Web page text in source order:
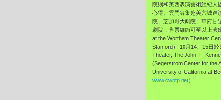
院則和美西表演藝術經紀人
心得。雲門舞集赴美六城巡
院、芝加哥大劇院、華府甘
劇院，售票細節可至以上演
at the Wortham Theater
Stanford） 10月14、15日
Theater, The John. F.
(Segerstrom Center for the
University of California at
www.cwntp.net）